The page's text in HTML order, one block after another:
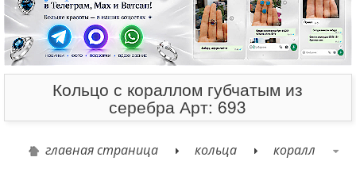
Кольцо с кораллом губчатым из
серебра Арт: 693
главная страница кольца коралл